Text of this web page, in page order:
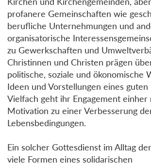
profanere Gemeinschaften wie
berufliche Unternehmungen und
organisatorische
zu Gewerkschaften und
Christinnen und Christen prägen
politische, soziale und ökonomische
Ideen und Vorstellungen eines guten
Vielfach geht ihr Engagement einher
Motivation zu einer Verbesserung
Lebensbedingungen.
Ein solcher Gottesdienst im Alltag
viele Formen eines solidarischen